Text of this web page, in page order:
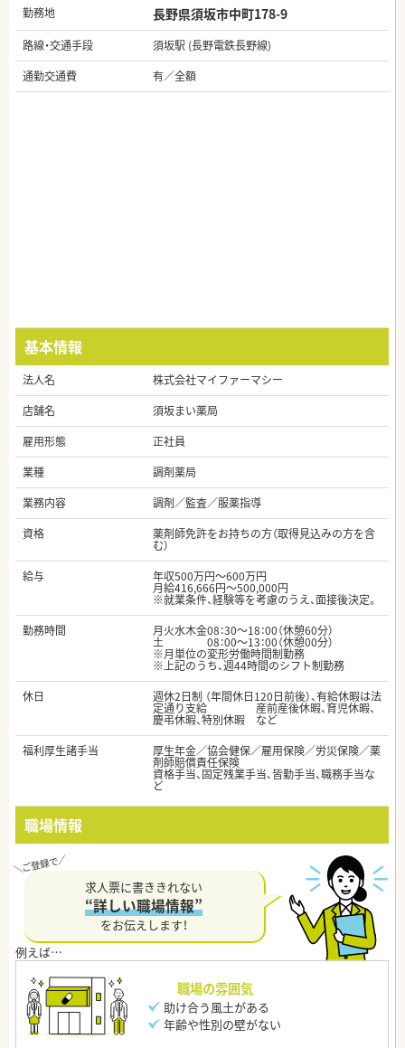
勤務地 長野県須坂市中町178-9
路線・交通手段
須坂駅 (長野電鉄長野線)
通勤交通費
有／全額
基本情報
法人名
株式会社マイファーマシー
店舗名
須坂まい薬局
雇用形態
正社員
業種
調剤薬局
業務内容
調剤／監査／服薬指導
資格
薬剤師免許をお持ちの方（取得見込みの方を含
む）
給与
年収500万円～600万円
月給416,666円～500,000円
※就業条件、経験等を考慮のうえ、面接後決定。
勤務時間
月火水木金08：30～18：00（休憩60分）
土 08：00～13：00（休憩00分）
※月単位の変形労働時間制勤務
※上記のうち、週44時間のシフト制勤務
休日
週休2日制 （年間休日120日前後）、有給休暇は法
定通り支給 産前産後休暇、育児休暇、
慶弔休暇、特別休暇 など
福利厚生諸手当
厚生年金／協会健保／雇用保険／労災保険／薬
剤師賠償責任保険
資格手当、固定残業手当、皆勤手当、職務手当な
ど
職場情報
求人票に書ききれない
“詳しい職場情報”
をお伝えします！
職場の雰囲気
助け合う風土がある
年齢や性別の壁がない